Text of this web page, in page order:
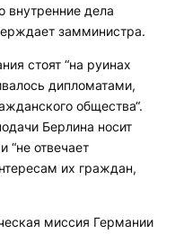
внутренние дела
замминистра.
стоят “на руинах
дипломатами,
общества“.
Берлина носит
“не отвечает
их граждан,
миссия Германии